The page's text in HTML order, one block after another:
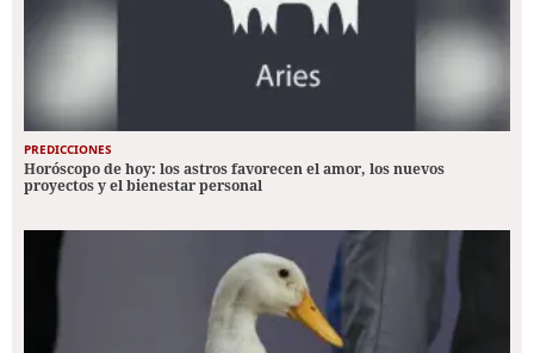
PREDICCIONES
Horóscopo de hoy: los astros favorecen el amor, los nuevos
proyectos y el bienestar personal